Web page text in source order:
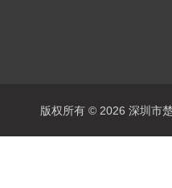
版权所有 © 2026 深圳